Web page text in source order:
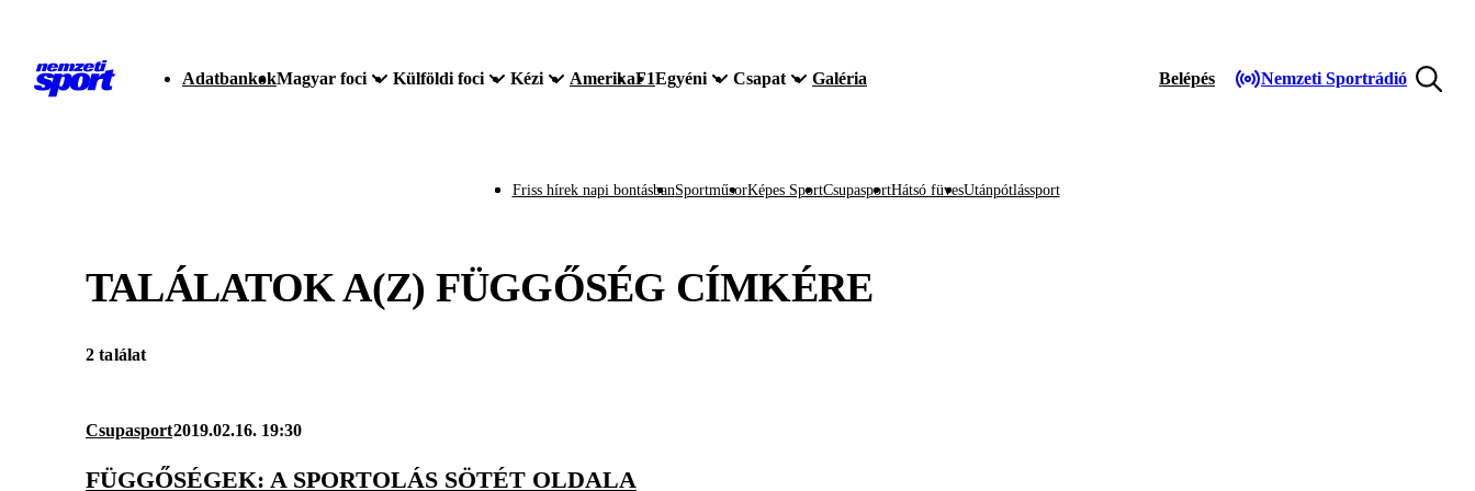
AdatbankokMagyar foci Külföldi foci Kézi AmerikaF1Egyéni Csapat Galéria Belépés Nemzeti Sportrádió
Friss hírek napi bontásbanSportműsorKépes SportCsupasportHátsó füvesUtánpótlássport
TALÁLATOK A(Z) FÜGGŐSÉG CÍMKÉRE
2 találat
Csupasport2019.02.16. 19:30
FÜGGŐSÉGEK: A SPORTOLÁS SÖTÉT OLDALA